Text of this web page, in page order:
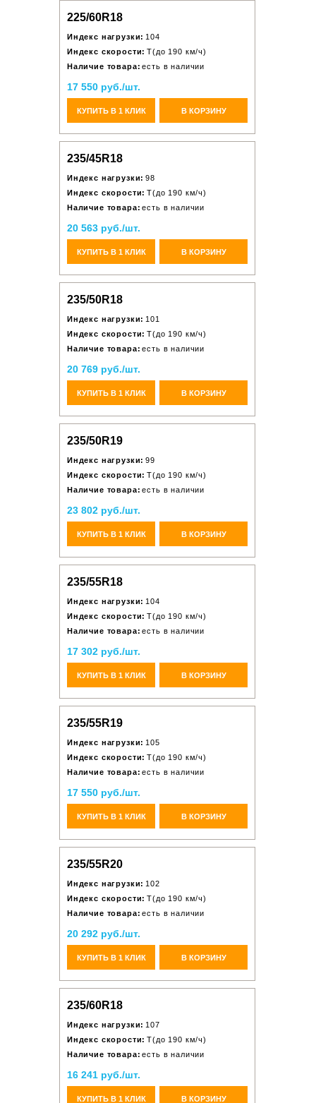
225/60R18
Индекс нагрузки: 104
Индекс скорости: T(до 190 км/ч)
Наличие товара: есть в наличии
17 550 руб./шт.
КУПИТЬ В 1 КЛИК В КОРЗИНУ
235/45R18
Индекс нагрузки: 98
Индекс скорости: T(до 190 км/ч)
Наличие товара: есть в наличии
20 563 руб./шт.
КУПИТЬ В 1 КЛИК В КОРЗИНУ
235/50R18
Индекс нагрузки: 101
Индекс скорости: T(до 190 км/ч)
Наличие товара: есть в наличии
20 769 руб./шт.
КУПИТЬ В 1 КЛИК В КОРЗИНУ
235/50R19
Индекс нагрузки: 99
Индекс скорости: T(до 190 км/ч)
Наличие товара: есть в наличии
23 802 руб./шт.
КУПИТЬ В 1 КЛИК В КОРЗИНУ
235/55R18
Индекс нагрузки: 104
Индекс скорости: T(до 190 км/ч)
Наличие товара: есть в наличии
17 302 руб./шт.
КУПИТЬ В 1 КЛИК В КОРЗИНУ
235/55R19
Индекс нагрузки: 105
Индекс скорости: T(до 190 км/ч)
Наличие товара: есть в наличии
17 550 руб./шт.
КУПИТЬ В 1 КЛИК В КОРЗИНУ
235/55R20
Индекс нагрузки: 102
Индекс скорости: T(до 190 км/ч)
Наличие товара: есть в наличии
20 292 руб./шт.
КУПИТЬ В 1 КЛИК В КОРЗИНУ
235/60R18
Индекс нагрузки: 107
Индекс скорости: T(до 190 км/ч)
Наличие товара: есть в наличии
16 241 руб./шт.
КУПИТЬ В 1 КЛИК В КОРЗИНУ